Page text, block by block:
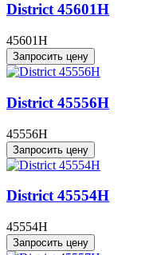
District 45601H
45601H
Запросить цену
District 45556H
45556H
Запросить цену
District 45554H
45554H
Запросить цену